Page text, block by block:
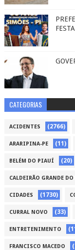
CATEGORIAS
ACIDENTES (2766)
ARARIPINA-PE (11)
BELÉM DO PIAUÍ (20)
CALDEIRÃO GRANDE
CIDADES (1730)
CURRAL NOVO (33)
ENTRETENIMENTO
FRANCISCO MACEDO